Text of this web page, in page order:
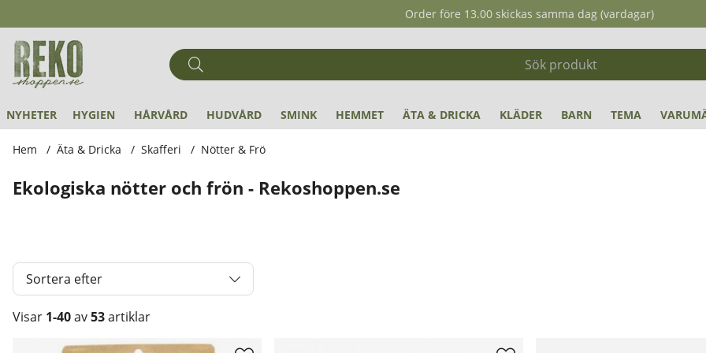
Order före 13.00 skickas samma dag (vardagar)
NYHETER HYGIEN HÅRVÅRD HUDVÅRD SMINK HEMMET ÄTA & DRICKA KLÄDER BARN TEMA
Hem Äta & Dricka Skafferi Nötter & Frö
Ekologiska nötter och frön - Rekoshoppen.se
Sortera efter
Visar 1-40av53artiklar
Produkter